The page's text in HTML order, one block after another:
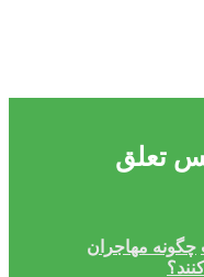
تعلق
چگونه مهاجران